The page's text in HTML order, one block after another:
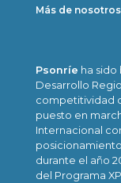
Más de
Psonríe ha
Desarrollo
competitividad
puesto en
Internacional
durante el año
del Programa